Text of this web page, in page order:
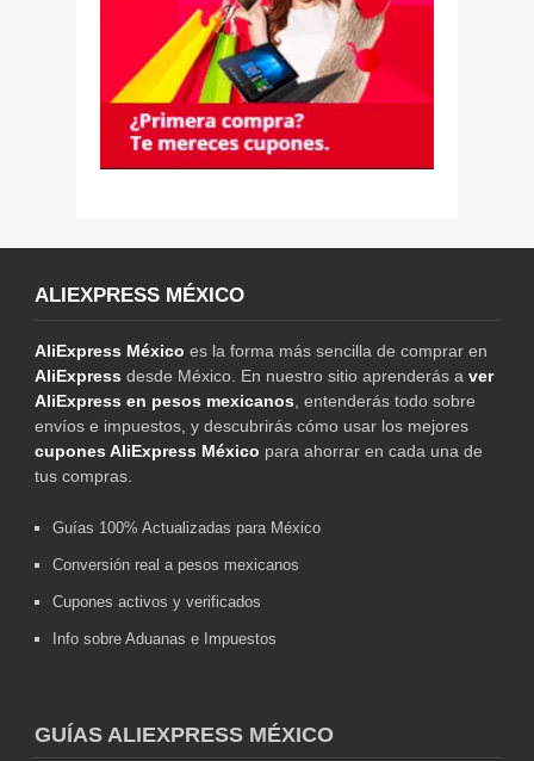
ALIEXPRESS MÉXICO
AliExpress México es la forma más sencilla de comprar en
AliExpress desde México. En nuestro sitio aprenderás a ver
AliExpress en pesos mexicanos , entenderás todo sobre
envíos e impuestos, y descubrirás cómo usar los mejores
cupones AliExpress México para ahorrar en cada una de
tus compras.
Guías 100% Actualizadas para México
Conversión real a pesos mexicanos
Cupones activos y verificados
Info sobre Aduanas e Impuestos
GUÍAS ALIEXPRESS MÉXICO